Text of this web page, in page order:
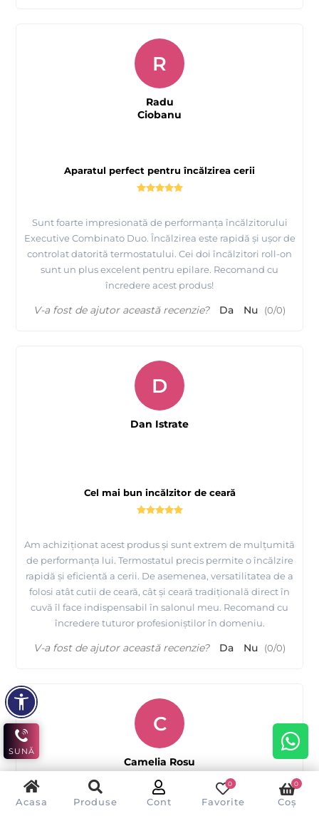
Acasa Produse Cont Favorite
0
Coș
0
Aparatul perfect pentru încălzirea cerii
Sunt foarte impresionată de performanța încălzitorului
Executive Combinato Duo. Încălzirea este rapidă și ușor de
controlat datorită termostatului. Cei doi încălzitori roll-on
sunt un plus excelent pentru epilare. Recomand cu
încredere acest produs!
R
Radu
Ciobanu
V-a fost de ajutor această recenzie? Da Nu (0/0)
Cel mai bun incălzitor de ceară
Am achiziționat acest produs și sunt extrem de mulțumită
de performanța lui. Termostatul precis permite o încălzire
rapidă și eficientă a cerii. De asemenea, versatilitatea de a
folosi atât cutii de ceară, cât și ceară tradițională direct în
cuvă îl face indispensabil în salonul meu. Recomand cu
încredere tuturor profesioniștilor în domeniu.
D
Dan Istrate
V-a fost de ajutor această recenzie? Da Nu (0/0)
C
Camelia Rosu
SUNĂ